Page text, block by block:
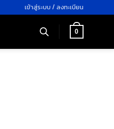
เข้าสู่ระบบ / ลงทะเบียน
0